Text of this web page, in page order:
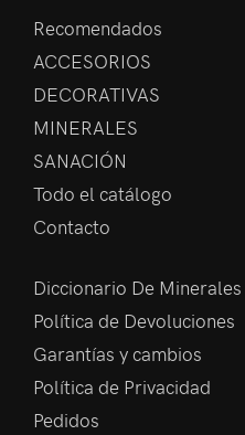
Recomendados
ACCESORIOS
DECORATIVAS
MINERALES
SANACIÓN
Todo el catálogo
Contacto
Diccionario De Minerales
Política de Devoluciones
Garantías y cambios
Política de Privacidad
Pedidos